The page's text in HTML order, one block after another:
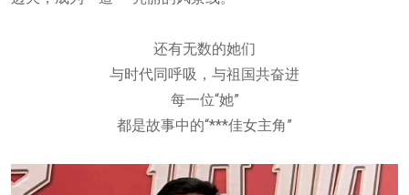
还有无数的她们
与时代同呼吸，与祖国共奋进
每一位“她”
都是故事中的“***佳女主角”